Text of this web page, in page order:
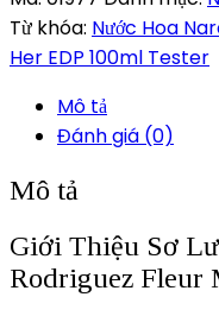
Từ khóa: Nước Hoa
Her EDP 100ml Tester
Mô tả
Đánh giá (0)
Mô tả
Giới Thiệu Sơ
Rodriguez Fleur